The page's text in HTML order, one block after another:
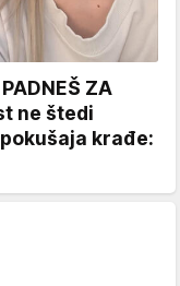
ZA
ne štedi
krađe: